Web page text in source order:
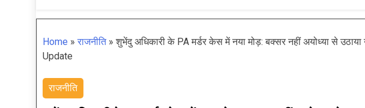
Home »राजनीति»शुभेंदु अधिकारी के PA मर्डर केस में नया मोड़: बक्सर नहीं अयोध्या से
Update
राजनीति